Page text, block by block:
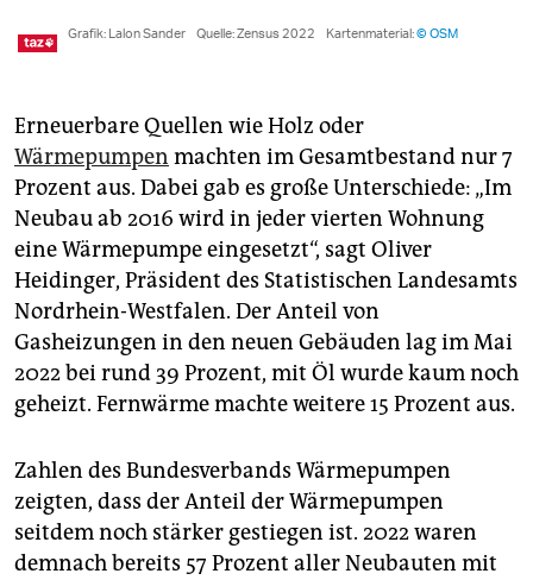
Erneuerbare Quellen wie Holz oder
Wärmepumpen machten im Gesamtbestand nur 7
Prozent aus. Dabei gab es große Unterschiede: „Im
Neubau ab 2016 wird in jeder vierten Wohnung
eine Wärmepumpe eingesetzt“, sagt Oliver
Heidinger, Präsident des Statistischen Landesamts
Nordrhein-Westfalen. Der Anteil von
Gasheizungen in den neuen Gebäuden lag im Mai
2022 bei rund 39 Prozent, mit Öl wurde kaum noch
geheizt. Fernwärme machte weitere 15 Prozent aus.
Zahlen des Bundesverbands Wärmepumpen
zeigten, dass der Anteil der Wärmepumpen
seitdem noch stärker gestiegen ist. 2022 waren
demnach bereits 57 Prozent aller Neubauten mit